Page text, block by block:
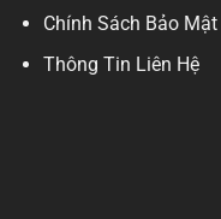
Chính Sách Bảo Mật
Thông Tin Liên Hệ